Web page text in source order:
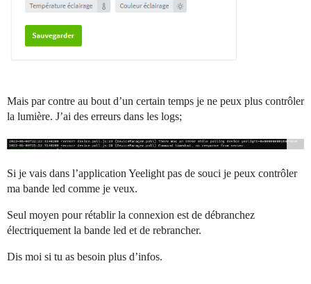
Mais par contre au bout d’un certain temps je ne peux plus contrôler
la lumière. J’ai des erreurs dans les logs;
Si je vais dans l’application Yeelight pas de souci je peux contrôler
ma bande led comme je veux.
Seul moyen pour rétablir la connexion est de débranchez
électriquement la bande led et de rebrancher.
Dis moi si tu as besoin plus d’infos.